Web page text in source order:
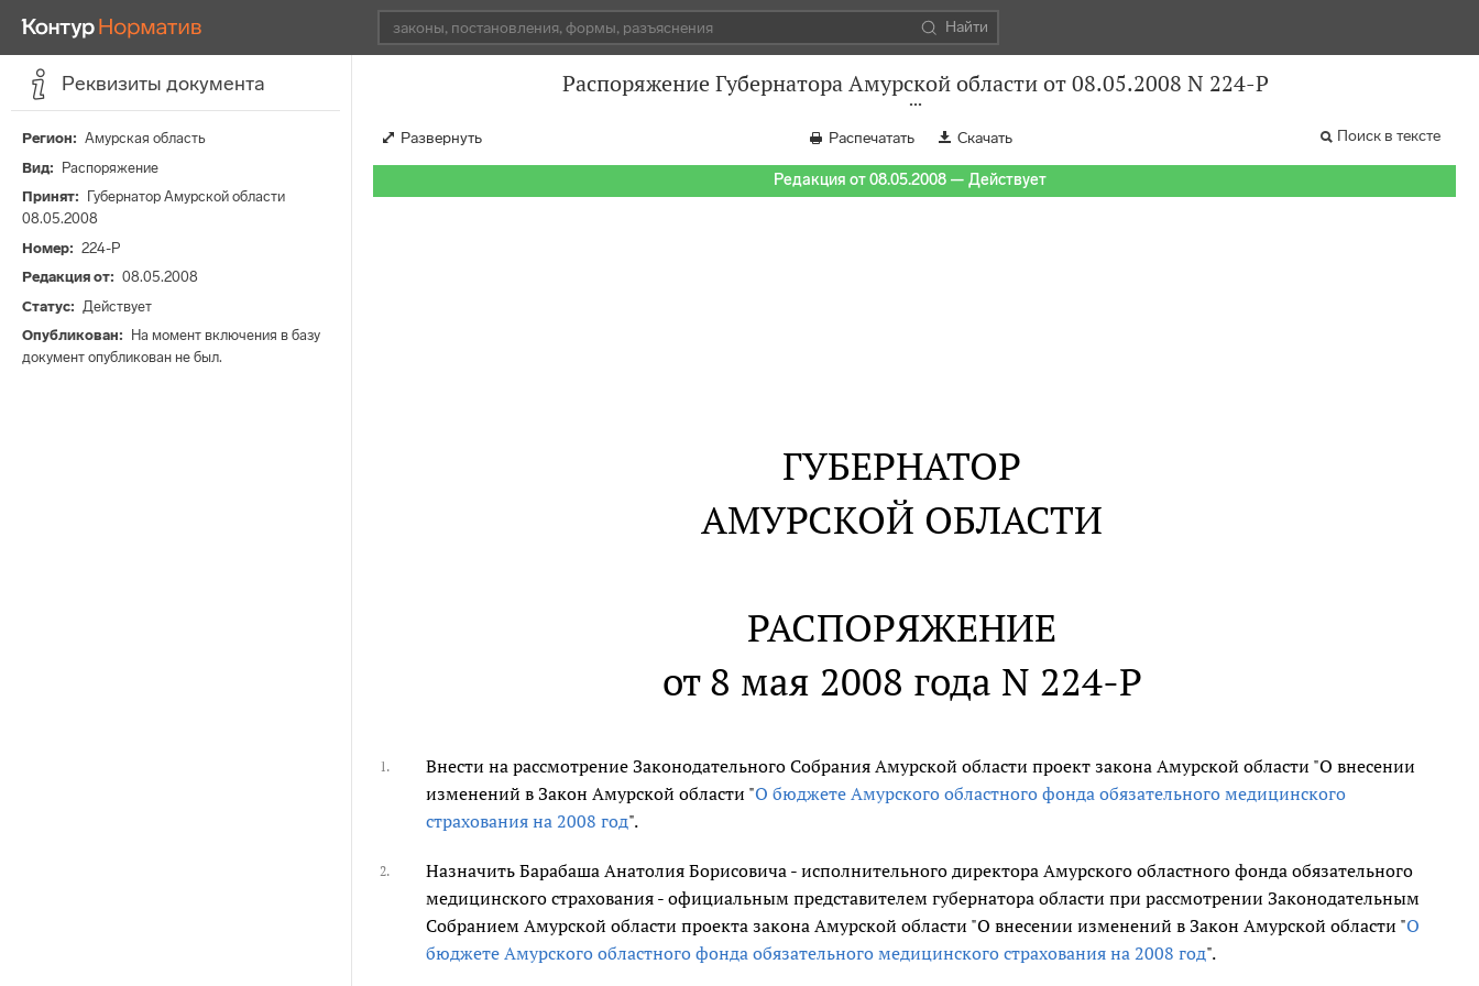
Найти
Реквизиты документа
Регион
Амурская область
Вид
Распоряжение
Принят
Губернатор Амурской области
08.05.2008
Номер
224-Р
Редакция от
08.05.2008
Статус
Действует
Опубликован
На момент включения в базу
документ опубликован не был.
Распоряжение Губернатора Амурской области от 08.05.2008 N 224-Р
Развернуть Распечатать Скачать Поиск в тексте
Редакция от 08.05.2008 — Действует
ГУБЕРНАТОР
АМУРСКОЙ ОБЛАСТИ
РАСПОРЯЖЕНИЕ
от 8 мая 2008 года N 224-Р
1.
Внести на рассмотрение Законодательного Собрания Амурской области проект закона Амурской области "О внесении
изменений в Закон Амурской области "О бюджете Амурского областного фонда обязательного медицинского
страхования на 2008 год".
2.
Назначить Барабаша Анатолия Борисовича - исполнительного директора Амурского областного фонда обязательного
медицинского страхования - официальным представителем губернатора области при рассмотрении Законодательным
Собранием Амурской области проекта закона Амурской области "О внесении изменений в Закон Амурской области "О
бюджете Амурского областного фонда обязательного медицинского страхования на 2008 год".